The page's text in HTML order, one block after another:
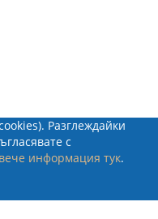
Солюшънс ЕООД
Разглеждайки
с
информация тук.